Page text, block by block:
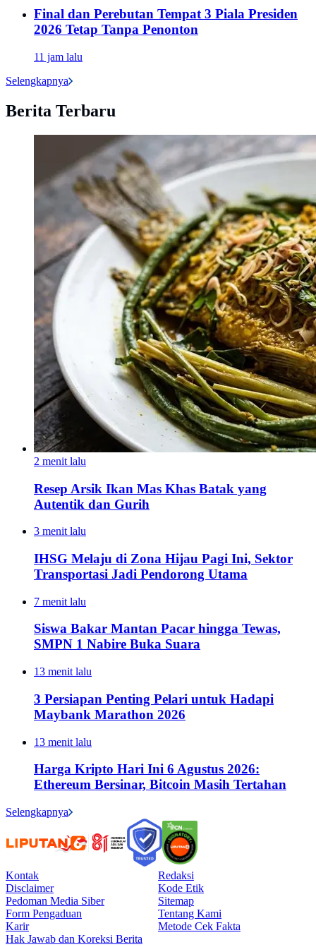
Final dan Perebutan Tempat 3 Piala Presiden
2026 Tetap Tanpa Penonton
11 jam lalu
Selengkapnya
Berita Terbaru
2 menit lalu
Resep Arsik Ikan Mas Khas Batak yang
Autentik dan Gurih
3 menit lalu
IHSG Melaju di Zona Hijau Pagi Ini, Sektor
Transportasi Jadi Pendorong Utama
7 menit lalu
Siswa Bakar Mantan Pacar hingga Tewas,
SMPN 1 Nabire Buka Suara
13 menit lalu
3 Persiapan Penting Pelari untuk Hadapi
Maybank Marathon 2026
13 menit lalu
Harga Kripto Hari Ini 6 Agustus 2026:
Ethereum Bersinar, Bitcoin Masih Tertahan
Selengkapnya
Kontak
Redaksi
Disclaimer
Kode Etik
Pedoman Media Siber
Sitemap
Form Pengaduan
Tentang Kami
Karir
Metode Cek Fakta
Hak Jawab dan Koreksi Berita